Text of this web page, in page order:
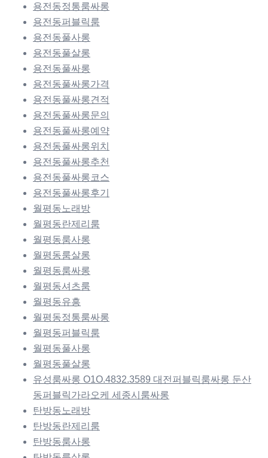
용전동정통룸싸롱
용전동퍼블릭룸
용전동풀사롱
용전동풀살롱
용전동풀싸롱
용전동풀싸롱가격
용전동풀싸롱견적
용전동풀싸롱문의
용전동풀싸롱예약
용전동풀싸롱위치
용전동풀싸롱추천
용전동풀싸롱코스
용전동풀싸롱후기
월평동노래방
월평동란제리룸
월평동룸사롱
월평동룸살롱
월평동룸싸롱
월평동셔츠룸
월평동유흥
월평동정통룸싸롱
월평동퍼블릭룸
월평동풀사롱
월평동풀살롱
유성룸싸롱 O1O.4832.3589 대전퍼블릭룸싸롱 둔산
동퍼블릭가라오케 세종시룸싸롱
탄방동노래방
탄방동란제리룸
탄방동룸사롱